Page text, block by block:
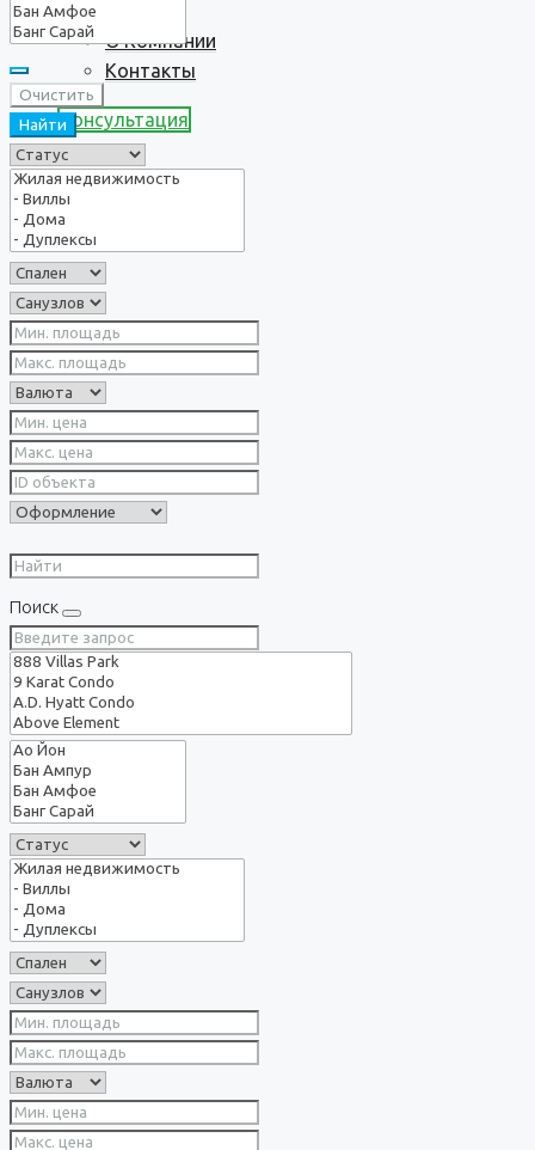
О Компании
Контакты
Консультация
Очистить
Найти
Поиск